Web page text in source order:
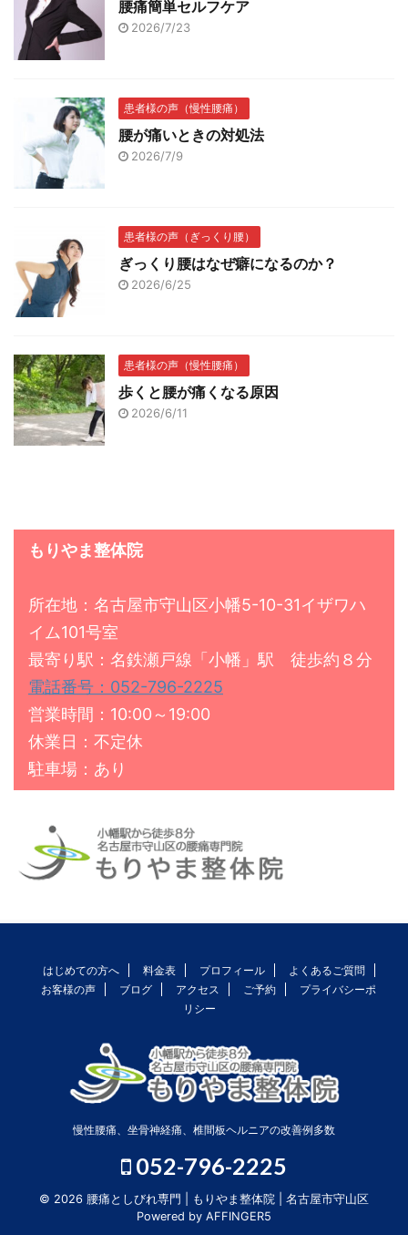
腰痛簡単セルフケア
2026/7/23
患者様の声（慢性腰痛）
腰が痛いときの対処法
2026/7/9
患者様の声（ぎっくり腰）
ぎっくり腰はなぜ癖になるのか？
2026/6/25
患者様の声（慢性腰痛）
歩くと腰が痛くなる原因
2026/6/11
もりやま整体院
所在地：名古屋市守山区小幡5-10-31イザワハ
イム101号室
最寄り駅：名鉄瀬戸線「小幡」駅 徒歩約８分
電話番号：052-796-2225
営業時間：10:00～19:00
休業日：不定休
駐車場：あり
はじめての方へ 料金表 プロフィール
よくあるご質問
お客様の声
ブログ アクセス ご予約
プライバシーポ
リシー
慢性腰痛、坐骨神経痛、椎間板ヘルニアの改善例多数
052-796-2225
© 2026 腰痛としびれ専門 | もりやま整体院 | 名古屋市守山区
Powered by AFFINGER5